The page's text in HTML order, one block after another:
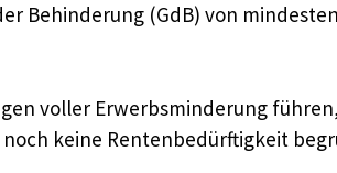
Behinderung (GdB) von
voller Erwerbsminderung
keine Rentenbedürftigkeit